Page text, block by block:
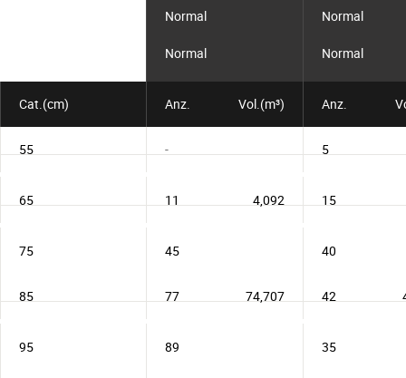
Normal Normal
Normal Normal
Cat.(cm) Anz. Vol.(m³) Anz.
55 - 5
65 11 15
4,092
75 45 40
85 77 42
74,707
95 89 35